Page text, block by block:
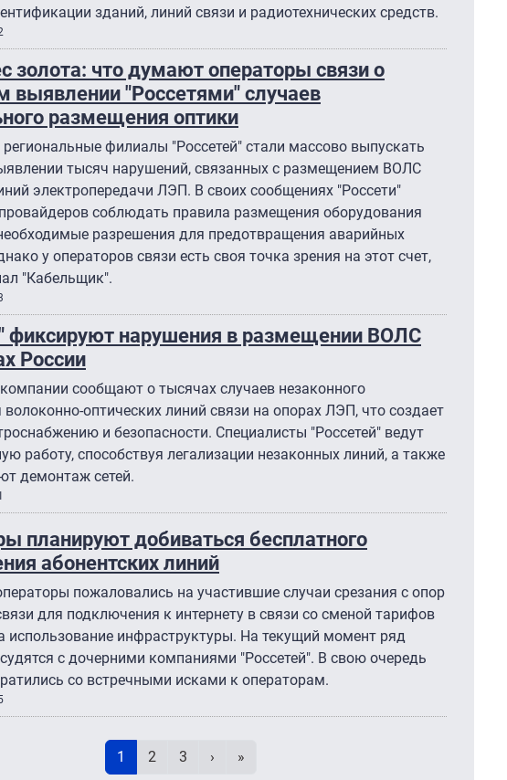
зданий, линий связи и радиотехнических средств.
золота: что думают операторы связи о
выявлении "Россетями" случаев
размещения оптики
филиалы "Россетей" стали массово выпускать
тысяч нарушений, связанных с размещением ВОЛС
электропередачи ЛЭП. В своих сообщениях "Россети"
соблюдать правила размещения оборудования
разрешения для предотвращения аварийных
у операторов связи есть своя точка зрения на этот счет,
"Кабельщик".
фиксируют нарушения в размещении ВОЛС
России
сообщают о тысячах случаев незаконного
оптических линий связи на опорах ЛЭП, что создает
и безопасности. Специалисты "Россетей" ведут
работу, способствуя легализации незаконных линий, а также
демонтаж сетей.
планируют добиваться бесплатного
абонентских линий
пожаловались на участившие случаи срезания с опор
для подключения к интернету в связи со сменой тарифов
использование инфраструктуры. На текущий момент ряд
с дочерними компаниями "Россетей". В свою очередь
со встречными исками к операторам.
Текущая страница
1 Page
2 Page
3 Следующая страница
› Последняя страница
»